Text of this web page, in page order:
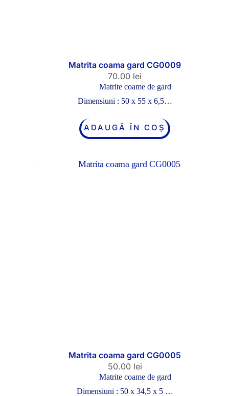
Matrita coama gard CG0009
70.00 lei
Matrite coame de gard
Dimensiuni : 50 x 55 x 6,5…
ADAUGĂ ÎN COȘ
Matrita coama gard CG0005
50.00 lei
Matrite coame de gard
Dimensiuni : 50 x 34,5 x 5 …